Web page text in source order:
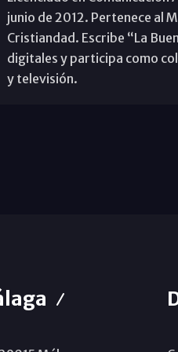
junio de 2012. Pertenece al
Cristiandad. Escribe “La
digitales y participa como
y televisión.